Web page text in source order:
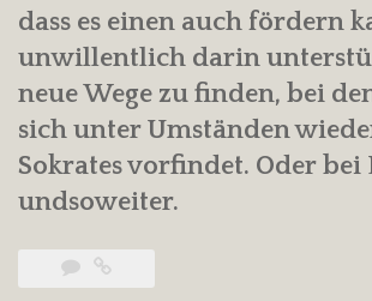
dass es einen auch fördern
unwillentlich darin
neue Wege zu finden, bei
sich unter Umständen
Sokrates vorfindet. Oder bei
undsoweiter.